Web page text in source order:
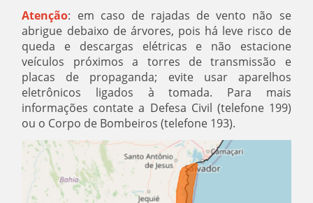
Atenção: em caso de rajadas de vento não se
abrigue debaixo de árvores, pois há leve risco de
queda e descargas elétricas e não estacione
veículos próximos a torres de transmissão e
placas de propaganda; evite usar aparelhos
eletrônicos ligados à tomada. Para mais
informações contate a Defesa Civil (telefone 199)
ou o Corpo de Bombeiros (telefone 193).